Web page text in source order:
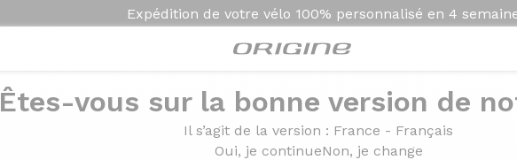
Expédition de votre vélo 100% personnalisé en 4
Êtes-vous sur la bonne version de
Il s’agit de la version : France - Français
Oui, je continueNon, je change
Présentation